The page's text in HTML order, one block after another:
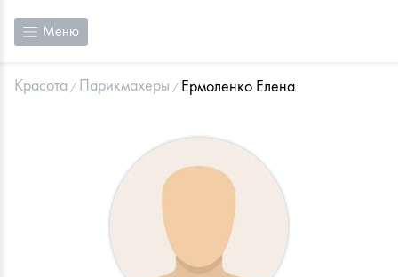
Меню
Красота Парикмахеры Ермоленко Елена